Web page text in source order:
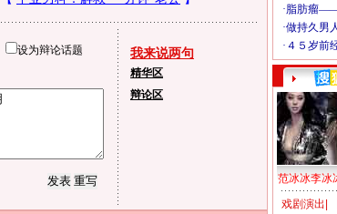
设为辩论话题 我来说两句
精华区
辩论区
范冰冰李冰
戏剧演出